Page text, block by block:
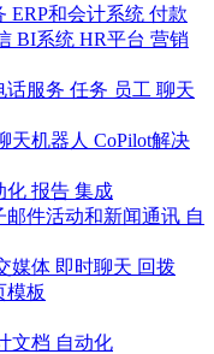
ERP和会计系统 付款
BI系统 HR平台 营销
话服务 任务 员工 聊天
天机器人 CoPilot解决
化 报告 集成
邮件活动和新闻通讯 自
媒体 即时聊天 回拨
模板
文档 自动化